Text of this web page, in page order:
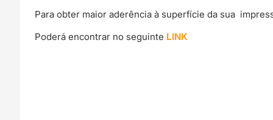
Para obter maior aderência à superfície da sua
Poderá encontrar no seguinte LINK